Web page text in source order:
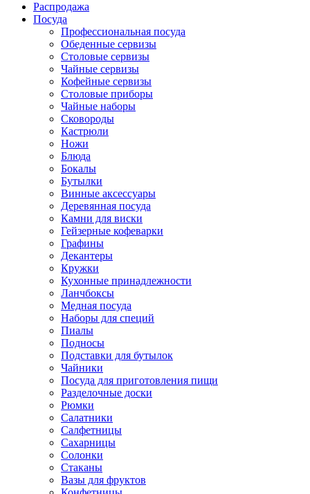
Распродажа
Посуда
Профессиональная посуда
Обеденные сервизы
Столовые сервизы
Чайные сервизы
Кофейные сервизы
Столовые приборы
Чайные наборы
Сковороды
Кастрюли
Ножи
Блюда
Бокалы
Бутылки
Винные аксессуары
Деревянная посуда
Камни для виски
Гейзерные кофеварки
Графины
Декантеры
Кружки
Кухонные принадлежности
Ланчбоксы
Медная посуда
Наборы для специй
Пиалы
Подносы
Подставки для бутылок
Чайники
Посуда для приготовления пищи
Разделочные доски
Рюмки
Салатники
Салфетницы
Сахарницы
Солонки
Стаканы
Вазы для фруктов